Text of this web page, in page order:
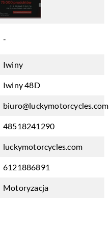
-
Iwiny
Iwiny 48D
biuro@luckymotorcycles.com
48518241290
luckymotorcycles.com
6121886891
Motoryzacja